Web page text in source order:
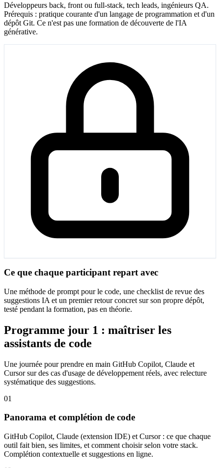
Développeurs back, front ou full-stack, tech leads, ingénieurs QA.
Prérequis : pratique courante d'un langage de programmation et d'un
dépôt Git. Ce n'est pas une formation de découverte de l'IA
générative.
Ce que chaque participant repart avec
Une méthode de prompt pour le code, une checklist de revue des
suggestions IA et un premier retour concret sur son propre dépôt,
testé pendant la formation, pas en théorie.
Programme jour 1 : maîtriser les
assistants de code
Une journée pour prendre en main GitHub Copilot, Claude et
Cursor sur des cas d'usage de développement réels, avec relecture
systématique des suggestions.
01
Panorama et complétion de code
GitHub Copilot, Claude (extension IDE) et Cursor : ce que chaque
outil fait bien, ses limites, et comment choisir selon votre stack.
Complétion contextuelle et suggestions en ligne.